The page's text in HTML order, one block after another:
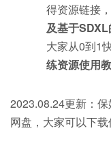
得资源链接
及基于
大家从0到1
练资源使用
2023.08.24更新：
网盘，大家可以下载